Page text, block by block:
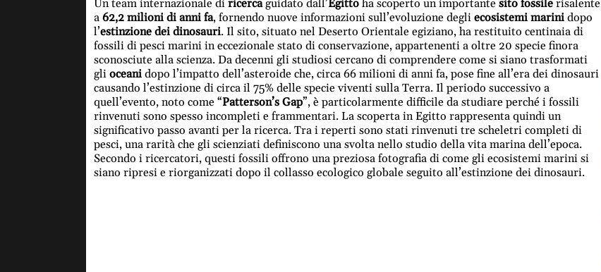
Un team internazionale di ricercaguidato dall’Egittoha scoperto un importante sito fossilerisalente
a 62,2 milioni di anni fa, fornendo nuove informazioni sull’evoluzione degli ecosistemi marinidopo
l’estinzione dei dinosauri. Il sito, situato nel Deserto Orientale egiziano, ha restituito centinaia di
fossili di pesci marini in eccezionale stato di conservazione, appartenenti a oltre 20 specie finora
sconosciute alla scienza. Da decenni gli studiosi cercano di comprendere come si siano trasformati
gli oceanidopo l’impatto dell’asteroide che, circa 66 milioni di anni fa, pose fine all’era dei dinosauri
causando l’estinzione di circa il 75% delle specie viventi sulla Terra. Il periodo successivo a
quell’evento, noto come “Patterson’s Gap”, è particolarmente difficile da studiare perché i fossili
rinvenuti sono spesso incompleti e frammentari. La scoperta in Egitto rappresenta quindi un
significativo passo avanti per la ricerca. Tra i reperti sono stati rinvenuti tre scheletri completi di
pesci, una rarità che gli scienziati definiscono una svolta nello studio della vita marina dell’epoca.
Secondo i ricercatori, questi fossili offrono una preziosa fotografia di come gli ecosistemi marini si
siano ripresi e riorganizzati dopo il collasso ecologico globale seguito all’estinzione dei dinosauri.